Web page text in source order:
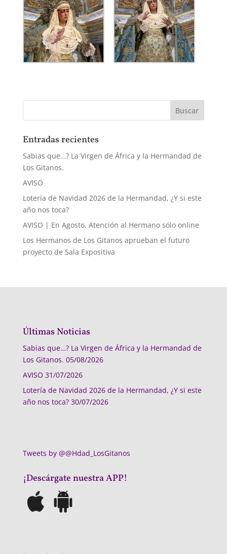
Entradas recientes
Sabias que…? La Virgen de África y la Hermandad de
Los Gitanos.
AVISO
Lotería de Navidad 2026 de la Hermandad, ¿Y si este
año nos toca?
AVISO | En Agosto, Atención al Hermano sólo online
Los Hermanos de Los Gitanos aprueban el futuro
proyecto de Sala Expositiva
Últimas Noticias
Sabias que…? La Virgen de África y la Hermandad de
Los Gitanos. 05/08/2026
AVISO 31/07/2026
Lotería de Navidad 2026 de la Hermandad, ¿Y si este
año nos toca? 30/07/2026
Tweets by @@Hdad_LosGitanos
¡Descárgate nuestra APP!